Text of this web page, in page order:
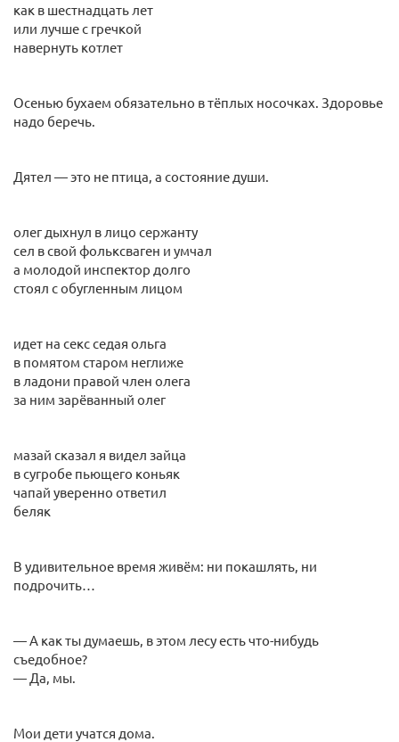
как в шестнадцать лет
или лучше с гречкой
навернуть котлет
Осенью бухаем обязательно в тёплых носочках. Здоровье
надо беречь.
Дятел — это не птица, а состояние души.
олег дыхнул в лицо сержанту
сел в свой фольксваген и умчал
а молодой инспектор долго
стоял с обугленным лицом
идет на секс седая ольга
в помятом старом неглиже
в ладони правой член олега
за ним зарёванный олег
мазай сказал я видел зайца
в сугробе пьющего коньяк
чапай уверенно ответил
беляк
В удивительное время живём: ни покашлять, ни
подрочить…
— А как ты думаешь, в этом лесу есть что-нибудь
съедобное?
— Да, мы.
Мои дети учатся дома.